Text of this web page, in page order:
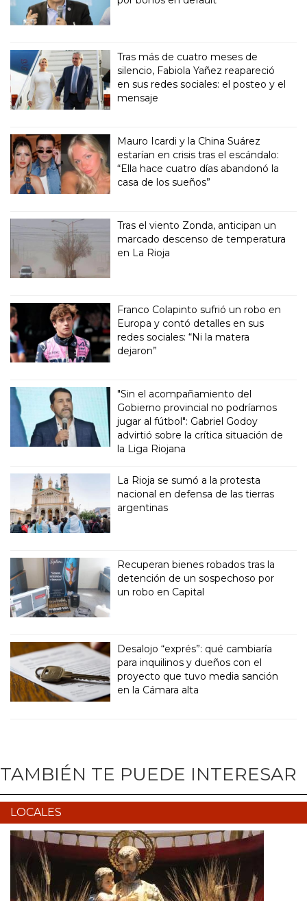
Tras más de cuatro meses de
silencio, Fabiola Yañez reapareció
en sus redes sociales: el posteo y el
mensaje
Mauro Icardi y la China Suárez
estarían en crisis tras el escándalo:
“Ella hace cuatro días abandonó la
casa de los sueños”
Tras el viento Zonda, anticipan un
marcado descenso de temperatura
en La Rioja
Franco Colapinto sufrió un robo en
Europa y contó detalles en sus
redes sociales: “Ni la matera
dejaron”
"Sin el acompañamiento del
Gobierno provincial no podríamos
jugar al fútbol": Gabriel Godoy
advirtió sobre la crítica situación de
la Liga Riojana
La Rioja se sumó a la protesta
nacional en defensa de las tierras
argentinas
Recuperan bienes robados tras la
detención de un sospechoso por
un robo en Capital
Desalojo “exprés”: qué cambiaría
para inquilinos y dueños con el
proyecto que tuvo media sanción
en la Cámara alta
TAMBIÉN TE PUEDE INTERESAR
LOCALES